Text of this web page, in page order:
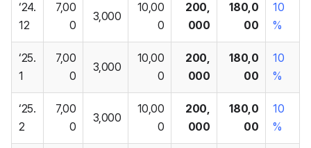
‘24.
12
7,00
0
3,000
10,00
0
200,
000
180,0
00
10
%
‘25.
1
7,00
0
3,000
10,00
0
200,
000
180,0
00
10
%
‘25.
2
7,00
0
3,000
10,00
0
200,
000
180,0
00
10
%